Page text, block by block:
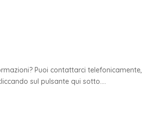
Puoi contattarci telefonicamente,
sul pulsante qui sotto....